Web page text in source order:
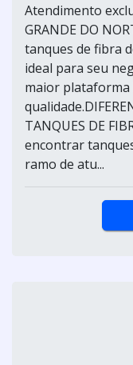
Atendimento
GRANDE DO
tanques de fibra
ideal para seu
maior plataforma
TANQUES DE
encontrar
ramo de atu...